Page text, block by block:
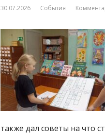
30.07.2026 События
также дал советы на что